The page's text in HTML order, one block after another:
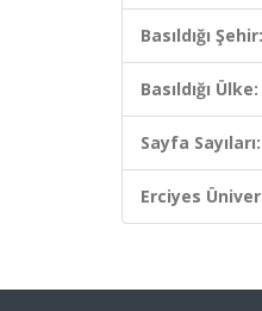
Basıldığı Şehir:
Basıldığı Ülke:
Sayfa Sayıları:
Erciyes